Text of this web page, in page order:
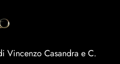
Vincenzo Casandra e C.